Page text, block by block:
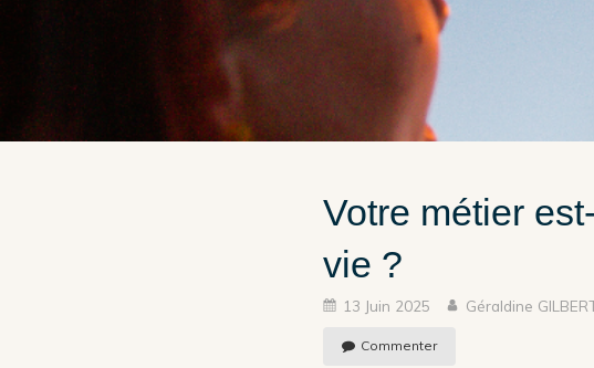
Votre métier
vie ?
13 Juin 2025 Géraldine
Commenter